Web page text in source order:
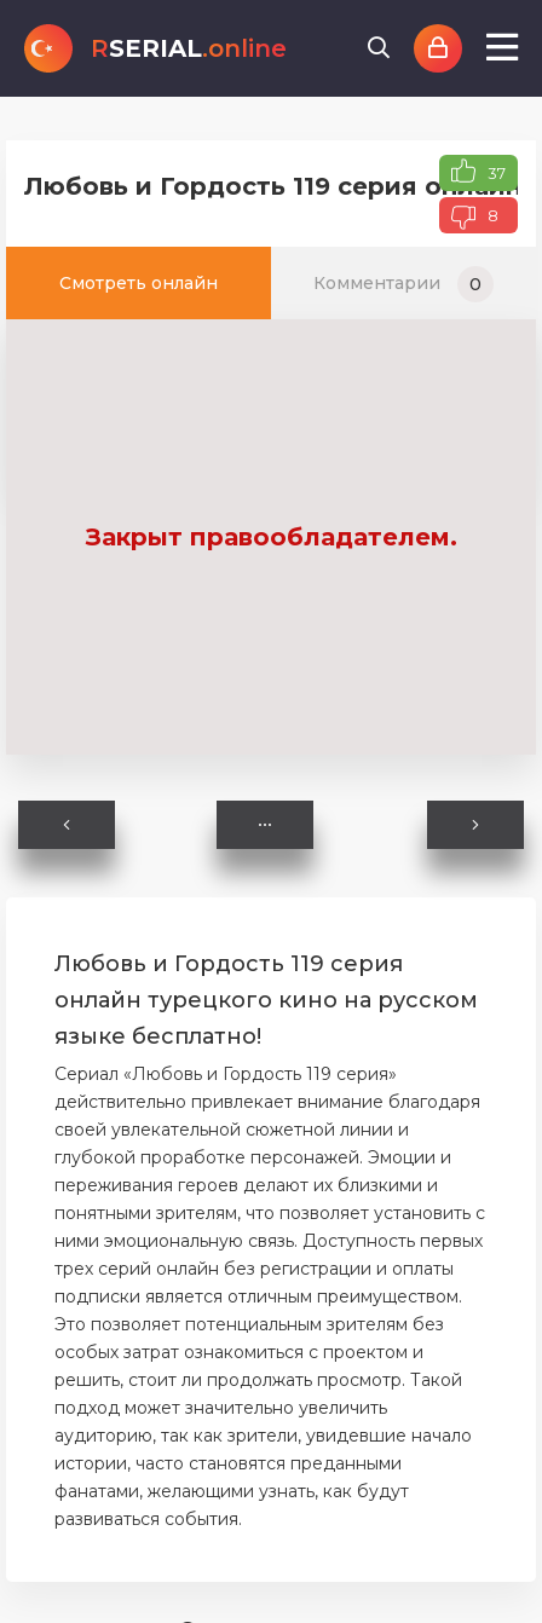
RSERIAL.online
Любовь и Гордость 119 серия онлайн
37
8
Смотреть онлайн Комментарии 0
Закрыт правообладателем.
Любовь и Гордость 119 серия
онлайн турецкого кино на русском
языке бесплатно!
Сериал «Любовь и Гордость 119 серия»
действительно привлекает внимание благодаря
своей увлекательной сюжетной линии и
глубокой проработке персонажей. Эмоции и
переживания героев делают их близкими и
понятными зрителям, что позволяет установить с
ними эмоциональную связь. Доступность первых
трех серий онлайн без регистрации и оплаты
подписки является отличным преимуществом.
Это позволяет потенциальным зрителям без
особых затрат ознакомиться с проектом и
решить, стоит ли продолжать просмотр. Такой
подход может значительно увеличить
аудиторию, так как зрители, увидевшие начало
истории, часто становятся преданными
фанатами, желающими узнать, как будут
развиваться события.